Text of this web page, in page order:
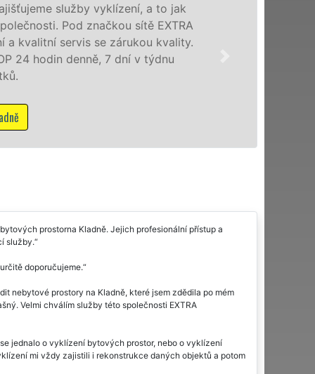
Společnost EXTRA
poboček levné, přesto
okolí. Poskytujeme
prostorna Kladně. Jejich profesionální přístup a
služby.
doporučujeme.
nebytové prostory na Kladně, které jsem zdědila po mém
Velmi chválím služby této společnosti EXTRA
jednalo o vyklízení bytových prostor, nebo o vyklízení
mi vždy zajistili i rekonstrukce daných objektů a potom